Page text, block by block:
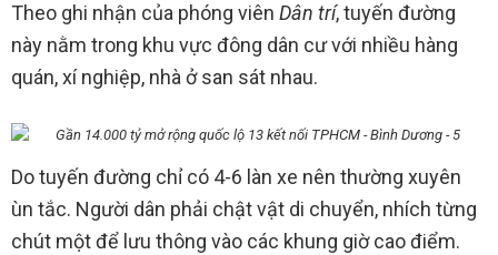
Theo ghi nhận của phóng viên Dân trí, tuyến đường
này nằm trong khu vực đông dân cư với nhiều hàng
quán, xí nghiệp, nhà ở san sát nhau.
Do tuyến đường chỉ có 4-6 làn xe nên thường xuyên
ùn tắc. Người dân phải chật vật di chuyển, nhích từng
chút một để lưu thông vào các khung giờ cao điểm.